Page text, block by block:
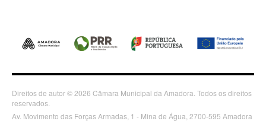
Direitos de autor © 2026 Câmara Municipal da Amadora. Todos os direitos
reservados.
Av. Movimento das Forças Armadas, 1 - Mina de Água, 2700-595 Amadora